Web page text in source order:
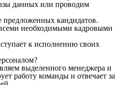
данных или проводим
предложенных кандидатов.
необходимыми кадровыми
к исполнению своих
выделенного менеджера и
работу команды и отвечает за